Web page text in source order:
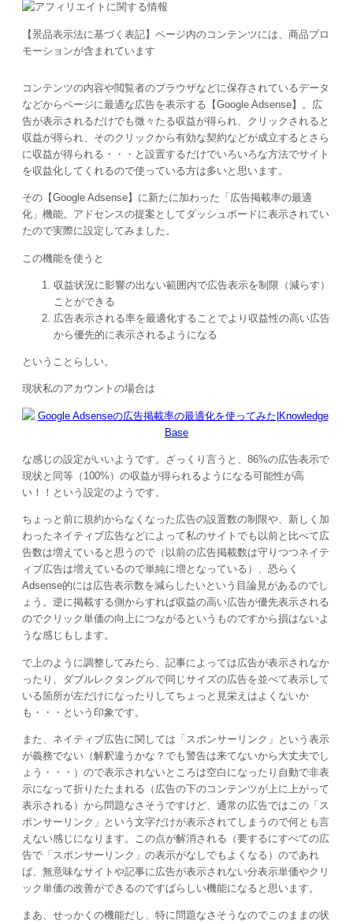
【景品表示法に基づく表記】ページ内のコンテンツには、商品プロ
モーションが含まれています
コンテンツの内容や閲覧者のブラウザなどに保存されているデータ
などからページに最適な広告を表示する【Google Adsense】。広
告が表示されるだけでも微々たる収益が得られ、クリックされると
収益が得られ、そのクリックから有効な契約などが成立するとさら
に収益が得られる・・・と設置するだけでいろいろな方法でサイト
を収益化してくれるので使っている方は多いと思います。
その【Google Adsense】に新たに加わった「広告掲載率の最適
化」機能。アドセンスの提案としてダッシュボードに表示されてい
たので実際に設定してみました。
この機能を使うと
収益状況に影響の出ない範囲内で広告表示を制限（減らす）
ことができる
広告表示される率を最適化することでより収益性の高い広告
から優先的に表示されるようになる
ということらしい。
現状私のアカウントの場合は
な感じの設定がいいようです。ざっくり言うと、86%の広告表示で
現状と同等（100%）の収益が得られるようになる可能性が高
い！！という設定のようです。
ちょっと前に規約からなくなった広告の設置数の制限や、新しく加
わったネイティブ広告などによって私のサイトでも以前と比べて広
告数は増えていると思うので（以前の広告掲載数は守りつつネイテ
ィブ広告は増えているので単純に増となっている）、恐らく
Adsense的には広告表示数を減らしたいという目論見があるのでし
ょう。逆に掲載する側からすれば収益の高い広告が優先表示される
のでクリック単価の向上につながるというものですから損はないよ
うな感じもします。
で上のように調整してみたら、記事によっては広告が表示されなか
ったり、ダブルレクタングルで同じサイズの広告を並べて表示して
いる箇所が左だけになったりしてちょっと見栄えはよくないか
も・・・という印象です。
また、ネイティブ広告に関しては「スポンサーリンク」という表示
が義務でない（解釈違うかな？でも警告は来てないから大丈夫でし
ょう・・・）ので表示されないところは空白になったり自動で非表
示になって折りたたまれる（広告の下のコンテンツが上に上がって
表示される）から問題なさそうですけど、通常の広告ではこの「ス
ポンサーリンク」という文字だけが表示されてしまうので何とも言
えない感じになります。この点が解消される（要するにすべての広
告で「スポンサーリンク」の表示がなしでもよくなる）のであれ
ば、無意味なサイトや記事に広告が表示されない分表示単価やクリ
ック単価の改善ができるのですばらしい機能になると思います。
まあ、せっかくの機能だし、特に問題なさそうなのでこのままの状